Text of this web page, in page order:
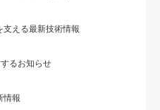
える最新技術情報
るお知らせ
情報